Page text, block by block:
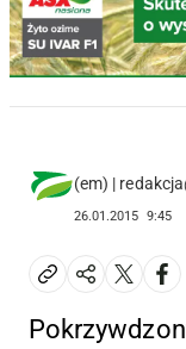
(em) |
26.01.2015 9:45